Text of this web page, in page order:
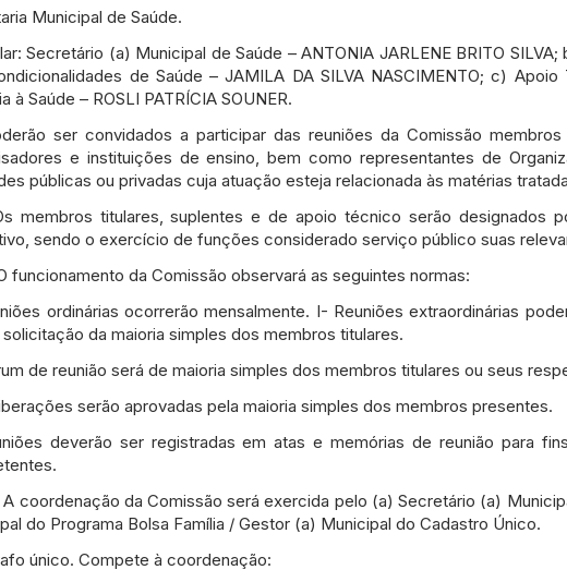
Municipal de Saúde.
Secretário (a) Municipal de Saúde – ANTONIA JARLENE BRITO
de Saúde – JAMILA DA SILVA NASCIMENTO; c)
à Saúde – ROSLI PATRÍCIA SOUNER.
ser convidados a participar das reuniões da Comissão
e instituições de ensino, bem como representantes de
públicas ou privadas cuja atuação esteja relacionada às matérias
membros titulares, suplentes e de apoio técnico serão designados
sendo o exercício de funções considerado serviço público suas
funcionamento da Comissão observará as seguintes normas:
ordinárias ocorrerão mensalmente. I- Reuniões extraordinárias
da maioria simples dos membros titulares.
de reunião será de maioria simples dos membros titulares ou seus
serão aprovadas pela maioria simples dos membros presentes.
deverão ser registradas em atas e memórias de reunião para
A coordenação da Comissão será exercida pelo (a) Secretário (a)
do Programa Bolsa Família / Gestor (a) Municipal do Cadastro Único.
único. Compete à coordenação: